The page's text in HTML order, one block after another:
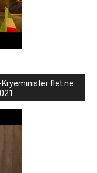
flet në